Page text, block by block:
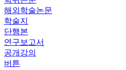
해외학술논문
학술지
단행본
연구보고서
공개강의
버튼